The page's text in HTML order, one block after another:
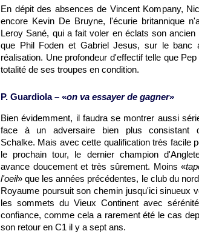
En dépit des absences de Vincent Kompany,
encore Kevin De Bruyne, l'écurie britannique
Leroy Sané, qui a fait voler en éclats son
que Phil Foden et Gabriel Jesus, sur le banc
réalisation. Une profondeur d'effectif telle que
totalité de ses troupes en condition.
P. Guardiola – «on va essayer de gagner»
Bien évidemment, il faudra se montrer aussi
face à un adversaire bien plus consistant
Schalke. Mais avec cette qualification très facile
le prochain tour, le dernier champion
avance doucement et très sûrement. Moins «
l'oeil» que les années précédentes, le club du
Royaume poursuit son chemin jusqu'ici sinueux
les sommets du Vieux Continent avec
confiance, comme cela a rarement été le cas
son retour en C1 il y a sept ans.